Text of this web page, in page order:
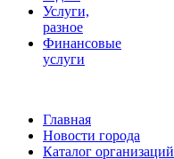
Услуги,
разное
Финансовые
услуги
Главная
Новости города
Каталог организаций